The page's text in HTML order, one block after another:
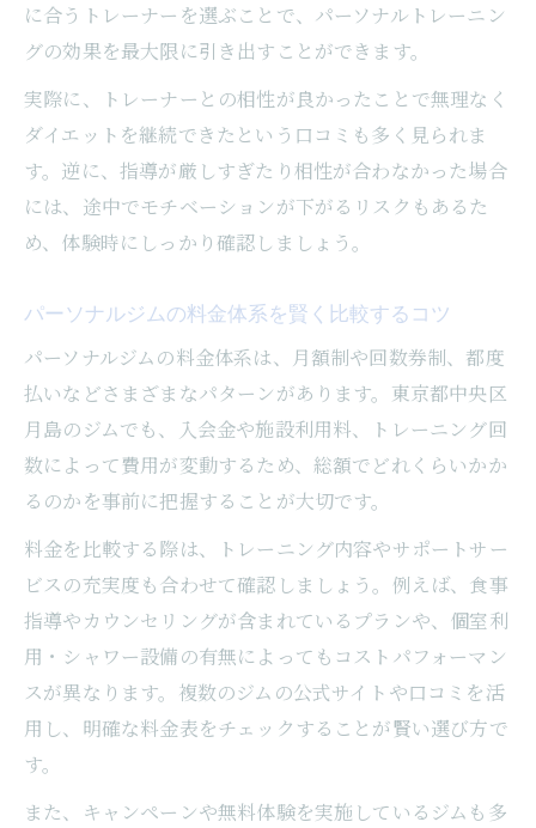
に合うトレーナーを選ぶことで、パーソナルトレーニン
グの効果を最大限に引き出すことができます。
実際に、トレーナーとの相性が良かったことで無理なく
ダイエットを継続できたという口コミも多く見られま
す。逆に、指導が厳しすぎたり相性が合わなかった場合
には、途中でモチベーションが下がるリスクもあるた
め、体験時にしっかり確認しましょう。
パーソナルジムの料金体系を賢く比較するコツ
パーソナルジムの料金体系は、月額制や回数券制、都度
払いなどさまざまなパターンがあります。東京都中央区
月島のジムでも、入会金や施設利用料、トレーニング回
数によって費用が変動するため、総額でどれくらいかか
るのかを事前に把握することが大切です。
料金を比較する際は、トレーニング内容やサポートサー
ビスの充実度も合わせて確認しましょう。例えば、食事
指導やカウンセリングが含まれているプランや、個室利
用・シャワー設備の有無によってもコストパフォーマン
スが異なります。複数のジムの公式サイトや口コミを活
用し、明確な料金表をチェックすることが賢い選び方で
す。
また、キャンペーンや無料体験を実施しているジムも多